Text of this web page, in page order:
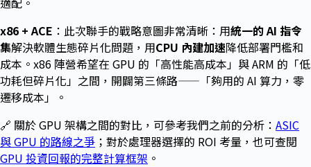
x86 + ACE ：此次聯手的戰略意圖非常清晰：用統一的 AI 指令
集解決軟體生態碎片化問題，用CPU 內建加速降低部署門檻和
成本。x86 陣營希望在 GPU 的「高性能高成本」與 ARM 的「低
功耗但碎片化」之間，開闢第三條路——「夠用的 AI 算力，零
遷移成本」。
🔗 關於 GPU 架構之間的對比，可參考我們之前的分析： ASIC
與 GPU 的路線之爭 ；對於處理器選擇的 ROI 考量，也可查閱
GPU 投資回報的完整計算框架 。